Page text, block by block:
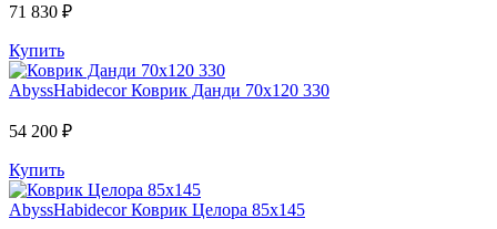
71 830 ₽
Купить
AbyssHabidecor Коврик Данди 70х120 330
54 200 ₽
Купить
AbyssHabidecor Коврик Целора 85х145